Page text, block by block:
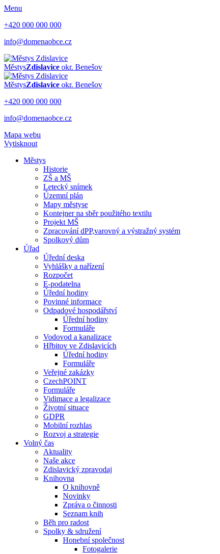
Menu
+420 000 000 000
info@domenaobce.cz
MěstysZdislavice okr. Benešov
MěstysZdislavice okr. Benešov
+420 000 000 000
info@domenaobce.cz
Mapa webu
Vytisknout
Městys
Historie
ZŠ a MŠ
Letecký snímek
Územní plán
Mapy městyse
Kontejner na sběr použitého textilu
Projekt MŠ
Zpracování dPP,varovný a výstražný systém
Spolkový dům
Úřad
Úřední deska
Vyhlášky a nařízení
Rozpočet
E-podatelna
Úřední hodiny
Povinné informace
Odpadové hospodářství
Úřední hodiny
Formuláře
Vodovod a kanalizace
Hřbitov ve Zdislavicích
Úřední hodiny
Formuláře
Veřejné zakázky
CzechPOINT
Formuláře
Vidimace a legalizace
Životní situace
GDPR
Mobilní rozhlas
Rozvoj a strategie
Volný čas
Aktuality
Naše akce
Zdislavický zpravodaj
Knihovna
O knihovně
Novinky
Zpráva o činnosti
Seznam knih
Běh pro radost
Spolky & sdružení
Honební společnost
Fotogalerie